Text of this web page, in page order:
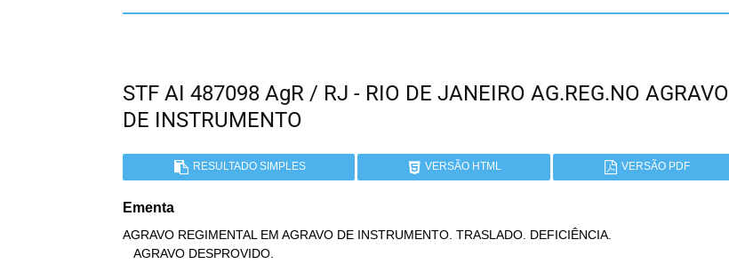
STF AI 487098 AgR / RJ - RIO DE JANEIRO AG.REG.NO AGRAVO
DE INSTRUMENTO
RESULTADO SIMPLES VERSÃO HTML VERSÃO PDF
Ementa
AGRAVO REGIMENTAL EM AGRAVO DE INSTRUMENTO. TRASLADO. DEFICIÊNCIA.